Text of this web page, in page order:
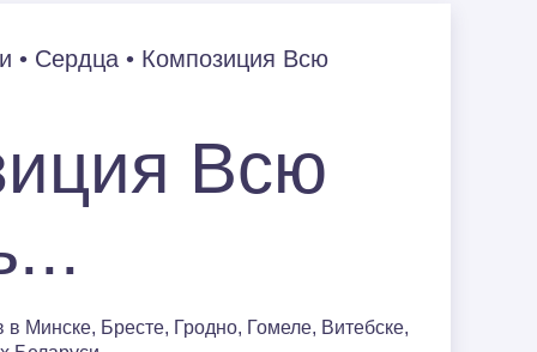
влюблённых)
• Сердца • Композиция Всю
Всю
в Минске, Бресте, Гродно, Гомеле, Витебске,